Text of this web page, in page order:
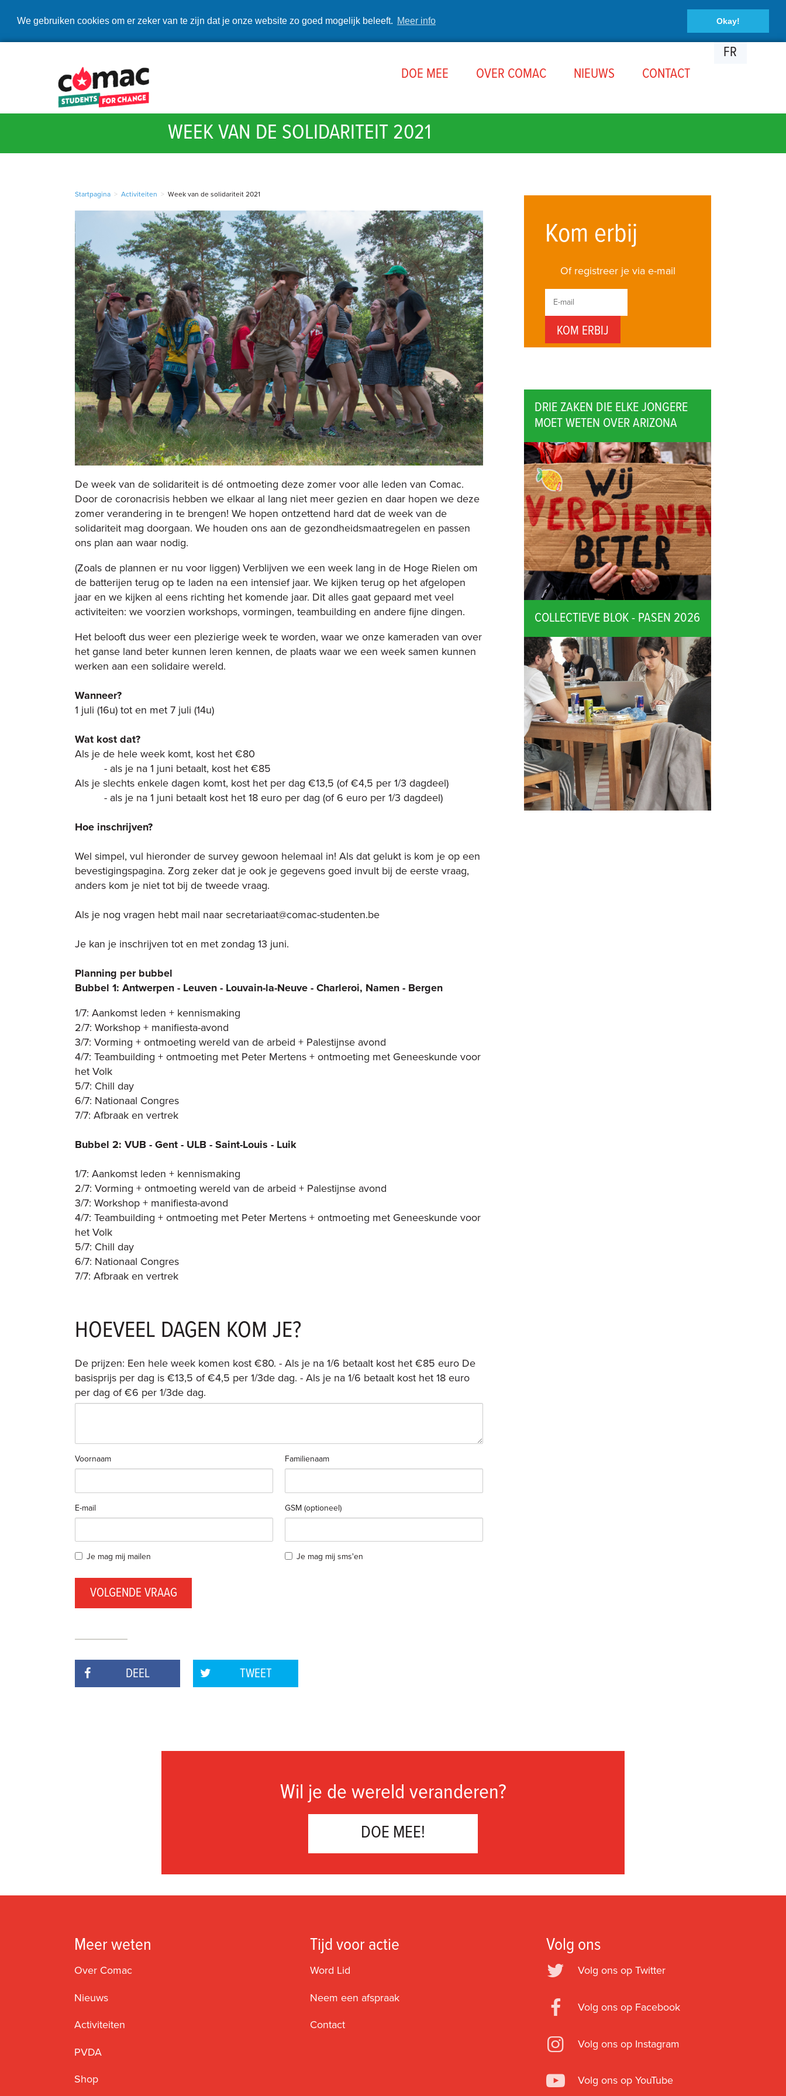
We gebruiken cookies om er zeker van te zijn dat je onze website zo goed mogelijk beleeft. Meer info Okay!
DOE MEE OVER COMAC NIEUWS CONTACT
FR
WEEK VAN DE SOLIDARITEIT 2021
Startpagina > Activiteiten > Week van de solidariteit 2021
De week van de solidariteit is dé ontmoeting deze zomer voor alle leden van Comac.
Door de coronacrisis hebben we elkaar al lang niet meer gezien en daar hopen we deze
zomer verandering in te brengen! We hopen ontzettend hard dat de week van de
solidariteit mag doorgaan. We houden ons aan de gezondheidsmaatregelen en passen
ons plan aan waar nodig.
(Zoals de plannen er nu voor liggen) Verblijven we een week lang in de Hoge Rielen om
de batterijen terug op te laden na een intensief jaar. We kijken terug op het afgelopen
jaar en we kijken al eens richting het komende jaar. Dit alles gaat gepaard met veel
activiteiten: we voorzien workshops, vormingen, teambuilding en andere fijne dingen.
Het belooft dus weer een plezierige week te worden, waar we onze kameraden van over
het ganse land beter kunnen leren kennen, de plaats waar we een week samen kunnen
werken aan een solidaire wereld.
Wanneer?
1 juli (16u) tot en met 7 juli (14u)
Wat kost dat?
Als je de hele week komt, kost het €80
- als je na 1 juni betaalt, kost het €85
Als je slechts enkele dagen komt, kost het per dag €13,5 (of €4,5 per 1/3 dagdeel)
- als je na 1 juni betaalt kost het 18 euro per dag (of 6 euro per 1/3 dagdeel)
Hoe inschrijven?
Wel simpel, vul hieronder de survey gewoon helemaal in! Als dat gelukt is kom je op een
bevestigingspagina. Zorg zeker dat je ook je gegevens goed invult bij de eerste vraag,
anders kom je niet tot bij de tweede vraag.
Als je nog vragen hebt mail naar secretariaat@comac-studenten.be
Je kan je inschrijven tot en met zondag 13 juni.
Planning per bubbel
Bubbel 1: Antwerpen - Leuven - Louvain-la-Neuve - Charleroi, Namen - Bergen
1/7: Aankomst leden + kennismaking
2/7: Workshop + manifiesta-avond
3/7: Vorming + ontmoeting wereld van de arbeid + Palestijnse avond
4/7: Teambuilding + ontmoeting met Peter Mertens + ontmoeting met Geneeskunde voor
het Volk
5/7: Chill day
6/7: Nationaal Congres
7/7: Afbraak en vertrek
Bubbel 2: VUB - Gent - ULB - Saint-Louis - Luik
1/7: Aankomst leden + kennismaking
2/7: Vorming + ontmoeting wereld van de arbeid + Palestijnse avond
3/7: Workshop + manifiesta-avond
4/7: Teambuilding + ontmoeting met Peter Mertens + ontmoeting met Geneeskunde voor
het Volk
5/7: Chill day
6/7: Nationaal Congres
7/7: Afbraak en vertrek
HOEVEEL DAGEN KOM JE?
De prijzen: Een hele week komen kost €80. - Als je na 1/6 betaalt kost het €85 euro De
basisprijs per dag is €13,5 of €4,5 per 1/3de dag. - Als je na 1/6 betaalt kost het 18 euro
per dag of €6 per 1/3de dag.
Voornaam Familienaam
E-mail GSM (optioneel)
Je mag mij mailen Je mag mij sms'en
DEEL TWEET
Kom erbij
Of registreer je via e-mail
DRIE ZAKEN DIE ELKE JONGERE
MOET WETEN OVER ARIZONA
COLLECTIEVE BLOK - PASEN 2026
Wil je de wereld veranderen?
DOE MEE!
Meer weten
Over Comac
Nieuws
Activiteiten
PVDA
Shop
Tijd voor actie
Word Lid
Neem een afspraak
Contact
Volg ons
Volg ons op Twitter
Volg ons op Facebook
Volg ons op Instagram
Volg ons op YouTube